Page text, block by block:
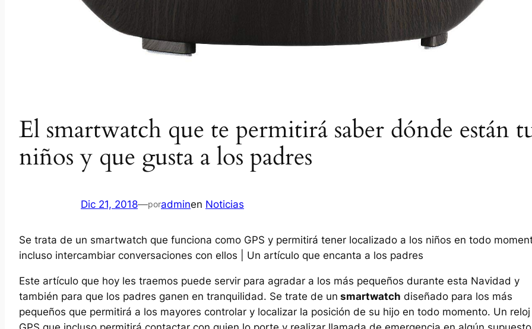
El smartwatch que te permitirá saber dónde están
niños y que gusta a los padres
Dic 21, 2018—poradminen Noticias
Se trata de un smartwatch que funciona como GPS y permitirá tener localizado a los niños en todo
incluso intercambiar conversaciones con ellos | Un artículo que encanta a los padres
Este artículo que hoy les traemos puede servir para agradar a los más pequeños durante esta Navidad y
también para que los padres ganen en tranquilidad. Se trate de un smartwatch diseñado para los más
pequeños que permitirá a los mayores controlar y localizar la posición de su hijo en todo momento. Un